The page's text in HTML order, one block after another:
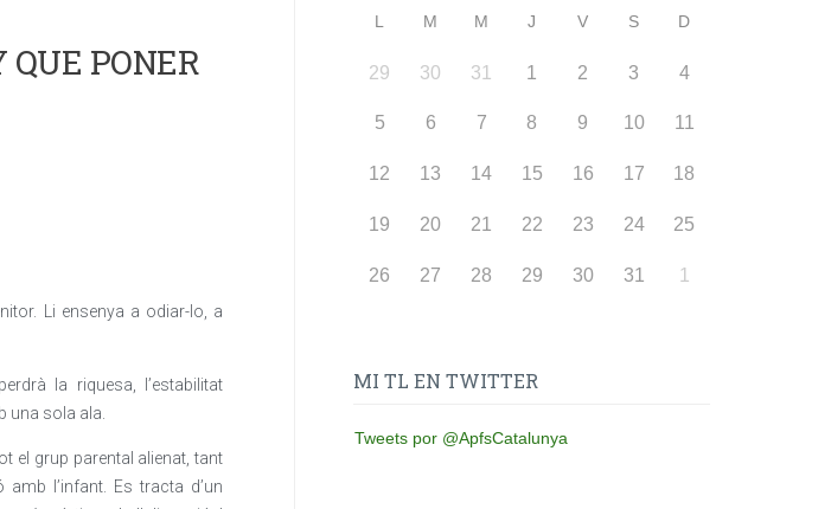
PONER
Li ensenya a odiar-lo, a
la riquesa, l’estabilitat
una sola ala.
el grup parental alienat, tant
l’infant. Es tracta d’un
L M M J V S D
29 30 31 1 2 3 4
5 6 7 8 9 10 11
12 13 14 15 16 17 18
19 20 21 22 23 24 25
26 27 28 29 30 31 1
MI TL EN TWITTER
Tweets por @ApfsCatalunya